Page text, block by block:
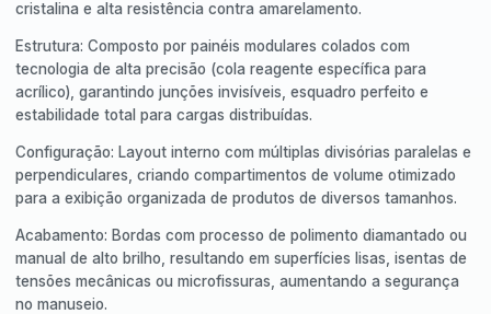
cristalina e alta resistência contra amarelamento.
Estrutura: Composto por painéis modulares colados com
tecnologia de alta precisão (cola reagente específica para
acrílico), garantindo junções invisíveis, esquadro perfeito e
estabilidade total para cargas distribuídas.
Configuração: Layout interno com múltiplas divisórias paralelas e
perpendiculares, criando compartimentos de volume otimizado
para a exibição organizada de produtos de diversos tamanhos.
Acabamento: Bordas com processo de polimento diamantado ou
manual de alto brilho, resultando em superfícies lisas, isentas de
tensões mecânicas ou microfissuras, aumentando a segurança
no manuseio.